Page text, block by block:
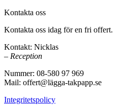
Kontakta oss
Kontakta oss idag för en fri offert.
Kontakt: Nicklas
– Reception
Nummer: 08-580 97 969
Mail: offert@lägga-takpapp.se
Integritetspolicy